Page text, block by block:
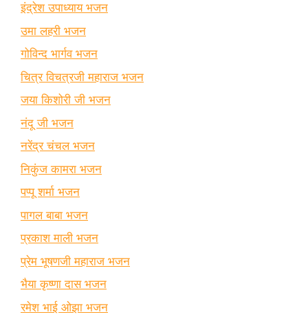
इंद्रेश उपाध्याय भजन
उमा लहरी भजन
गोविन्द भार्गव भजन
चित्र विचत्रजी महाराज भजन
जया किशोरी जी भजन
नंदू जी भजन
नरेंद्र चंचल भजन
निकुंज कामरा भजन
पप्पू शर्मा भजन
पागल बाबा भजन
प्रकाश माली भजन
प्रेम भूषणजी महाराज भजन
भैया कृष्णा दास भजन
रमेश भाई ओझा भजन